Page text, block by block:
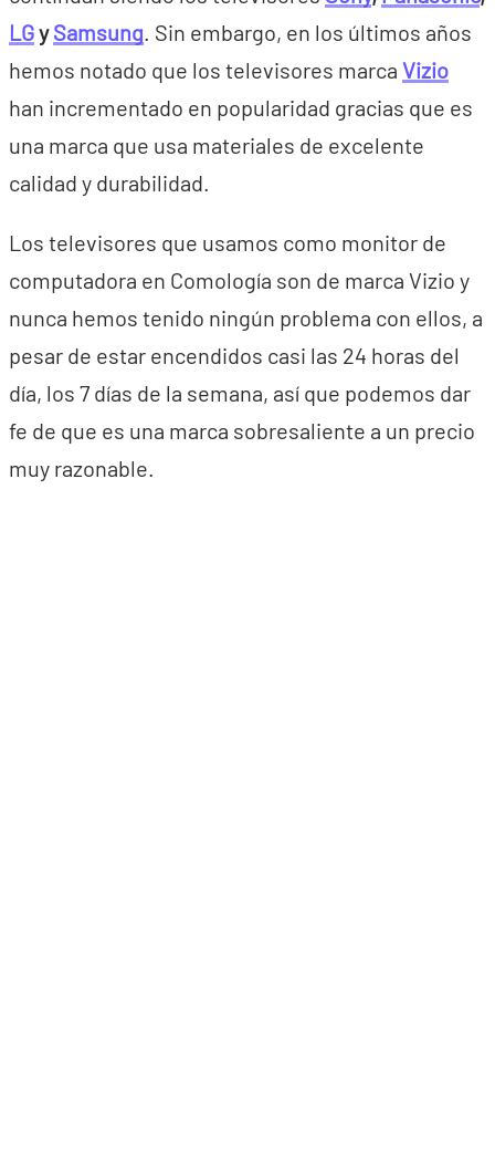
LGySamsung. Sin embargo, en los últimos años
hemos notado que los televisores marca Vizio
han incrementado en popularidad gracias que es
una marca que usa materiales de excelente
calidad y durabilidad.
Los televisores que usamos como monitor de
computadora en Comología son de marca Vizio y
nunca hemos tenido ningún problema con ellos, a
pesar de estar encendidos casi las 24 horas del
día, los 7 días de la semana, así que podemos dar
fe de que es una marca sobresaliente a un precio
muy razonable.